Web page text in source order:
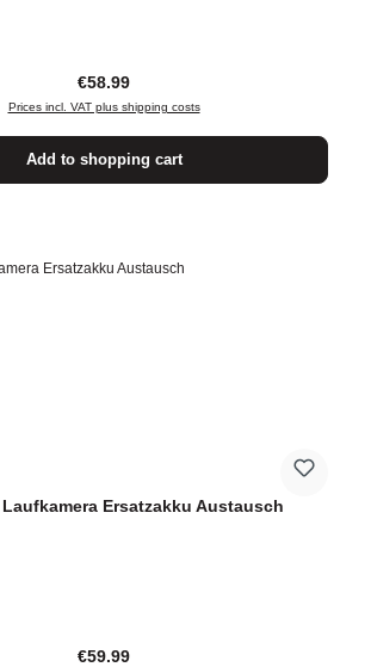
Regular price:
€58.99
Prices incl. VAT plus shipping costs
Add to shopping cart
Ersatzakku Austausch
Regular price:
€59.99